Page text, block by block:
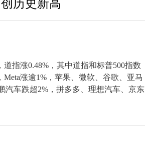
历史新高
指涨0.48%，其中道指和标普500指数
涨逾1%，苹果、微软、谷歌、亚马
汽车跌超2%，拼多多、理想汽车、京东